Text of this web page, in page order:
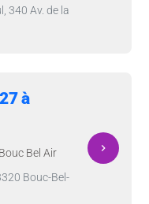
340 Av. de la
à
Bel Air
Bouc-Bel-
navigate_next